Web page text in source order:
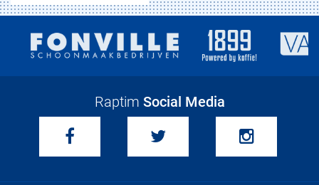
Raptim Social Media